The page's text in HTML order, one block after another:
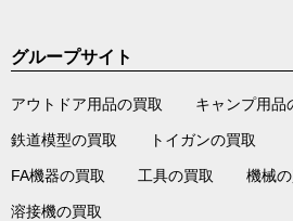
グループサイト
アウトドア用品の買取 キャンプ用品
鉄道模型の買取 トイガンの買取
FA機器の買取 工具の買取 機械
溶接機の買取